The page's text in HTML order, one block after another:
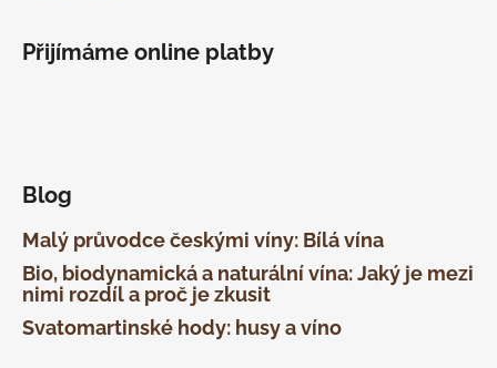
Přijímáme online platby
Blog
Malý průvodce českými víny: Bílá vína
Bio, biodynamická a naturální vína: Jaký je mezi
nimi rozdíl a proč je zkusit
Svatomartinské hody: husy a víno